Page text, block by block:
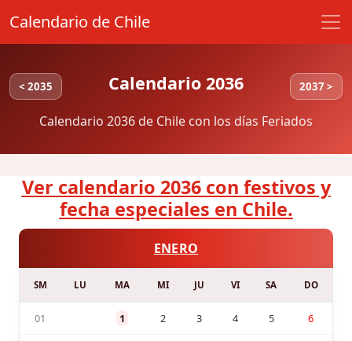
Calendario de Chile
< 2035 Calendario 2036 2037 >
Calendario 2036 de Chile con los días Feriados
Ver calendario 2036 con festivos y
fecha especiales en Chile.
ENERO
SM LU MA MI JU VI SA DO
01 1 2 3 4 5 6